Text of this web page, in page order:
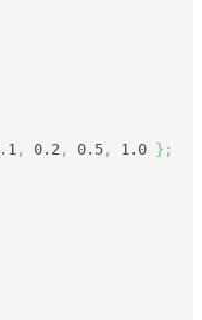
, 0.2 , 0.5, 1.0 } ;